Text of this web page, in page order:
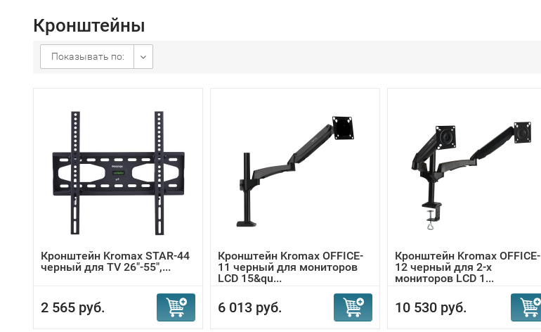
Кронштейны
Показывать по:
Кронштейн Kromax STAR-44
черный для TV 26"-55",...
2 565 руб.
Кронштейн Kromax OFFICE-
11 черный для мониторов
LCD 15&qu...
6 013 руб.
Кронштейн Kromax OFFICE-
12 черный для 2-х
мониторов LCD 1...
10 530 руб.